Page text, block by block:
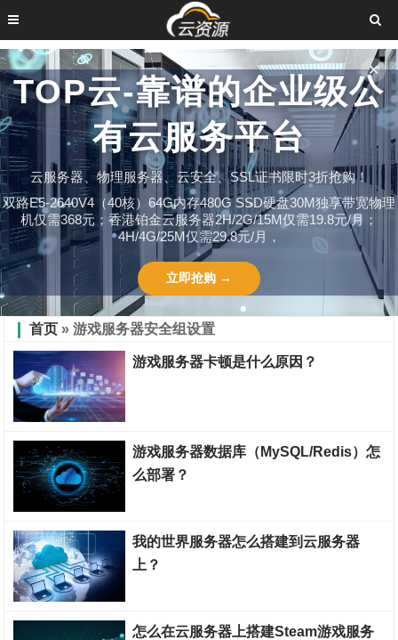
TOP云-靠谱的企业级公
有云服务平台
云服务器、物理服务器、云安全、SSL证书限时3折抢购！
双路E5-2640V4（40核）64G内存480G SSD硬盘30M独享带宽物理
机仅需368元；香港铂金云服务器2H/2G/15M仅需19.8元/月；
4H/4G/25M仅需29.8元/月，
立即抢购 →
✕
首页 » 游戏服务器安全组设置
游戏服务器卡顿是什么原因？
游戏服务器数据库（MySQL/Redis）怎
么部署？
我的世界服务器怎么搭建到云服务器
上？
怎么在云服务器上搭建Steam游戏服务